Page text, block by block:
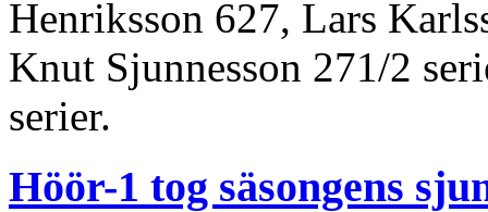
Henriksson 627, Lars
Knut Sjunnesson 271/2
serier.
Höör-1 tog säsongens